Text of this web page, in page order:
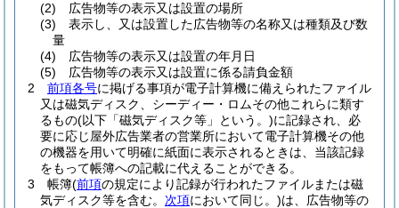
(2)
広告物等の表示又は設置の場所
(3)
表示し、又は設置した広告物等の名称又は種類及び数
量
(4)
広告物等の表示又は設置の年月日
(5)
広告物等の表示又は設置に係る請負金額
2
前項各号に掲げる事項が電子計算機に備えられたファイル
又は磁気ディスク、シーディー・ロムその他これらに類す
るもの(以下「磁気ディスク等」という。)に記録され、必
要に応じ屋外広告業者の営業所において電子計算機その他
の機器を用いて明確に紙面に表示されるときは、当該記録
をもって帳簿への記載に代えることができる。
3
帳簿(前項の規定により記録が行われたファイルまたは磁
気ディスク等を含む。 次項において同じ。)は、広告物等の